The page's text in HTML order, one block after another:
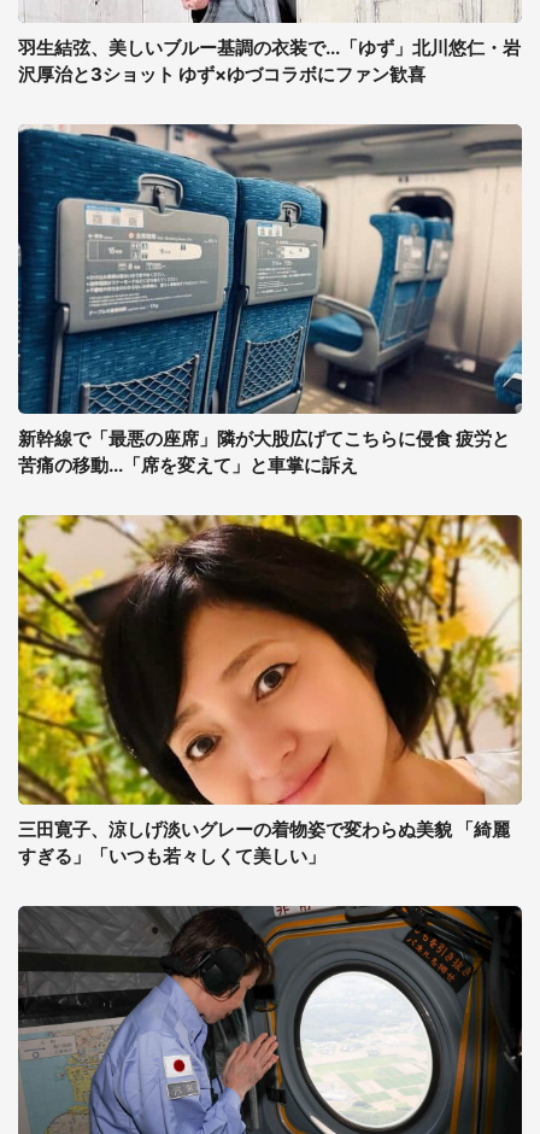
羽生結弦、美しいブルー基調の衣装で...「ゆず」北川悠仁・岩
沢厚治と3ショット ゆず×ゆづコラボにファン歓喜
新幹線で「最悪の座席」隣が大股広げてこちらに侵食 疲労と
苦痛の移動...「席を変えて」と車掌に訴え
三田寛子、涼しげ淡いグレーの着物姿で変わらぬ美貌 「綺麗
すぎる」「いつも若々しくて美しい」